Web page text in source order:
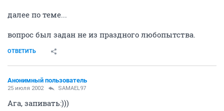
далее по теме...
вопрос был задан не из праздного любопытства.
ОТВЕТИТЬ
Анонимный пользователь
25 июля 2002 SAMAEL97
Ага, запивать:)))